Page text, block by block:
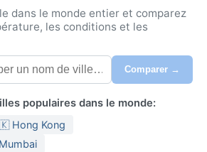
dans le monde entier et comparez
les conditions et les
Comparer →
populaires dans le monde:
Hong Kong